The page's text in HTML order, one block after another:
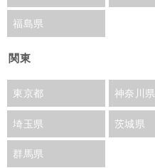
福島県
関東
東京都 神奈川県
埼玉県 茨城県
群馬県